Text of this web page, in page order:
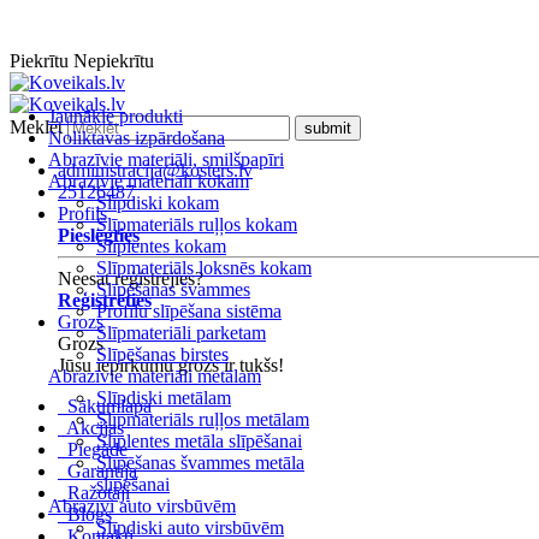
Piekrītu Nepiekrītu
Jaunākie produkti
Noliktavas izpārdošana
Abrazīvie materiāli, smilšpapīri
Abrazīvie materiāli kokam
Slīpdiski kokam
Slīpmateriāls ruļļos kokam
Slīplentes kokam
Slīpmateriāls loksnēs kokam
Slīpēšanas švammes
Profilu slīpēšana sistēma
Slīpmateriāli parketam
Slīpēšanas birstes
Abrazīvie materiāli metālam
Slīpdiski metālam
Slīpmateriāls ruļļos metālam
Slīplentes metāla slīpēšanai
Slīpēšanas švammes metāla
slīpēšanai
Abrazīvi auto virsbūvēm
Slīpdiski auto virsbūvēm
Meklēt
administracija@kosters.lv
25126487
Profils
Pieslēgties
Neesat reģistrējies?
Reģistrēties
Grozs
Grozs
Jūsu iepirkumu grozs ir tukšs!
Sākumlapa
Akcijas
Piegāde
Garantija
Ražotāji
Blogs